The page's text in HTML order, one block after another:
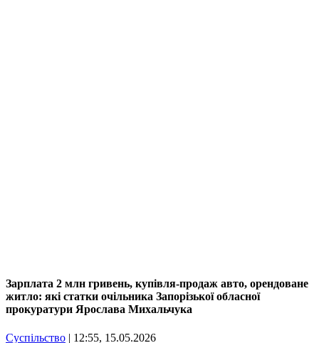
Зарплата 2 млн гривень, купівля-продаж авто, орендоване
житло: які статки очільника Запорізької обласної
прокуратури Ярослава Михальчука
Суспільство | 12:55, 15.05.2026